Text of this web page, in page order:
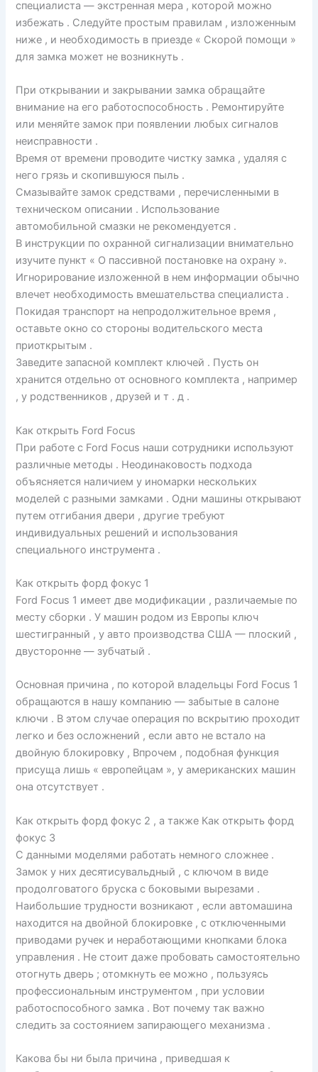
специалиста — экстренная мера , которой можно
избежать . Следуйте простым правилам , изложенным
ниже , и необходимость в приезде « Скорой помощи »
для замка может не возникнуть .
При открывании и закрывании замка обращайте
внимание на его работоспособность . Ремонтируйте
или меняйте замок при появлении любых сигналов
неисправности .
Время от времени проводите чистку замка , удаляя с
него грязь и скопившуюся пыль .
Смазывайте замок средствами , перечисленными в
техническом описании . Использование
автомобильной смазки не рекомендуется .
В инструкции по охранной сигнализации внимательно
изучите пункт « О пассивной постановке на охрану ».
Игнорирование изложенной в нем информации обычно
влечет необходимость вмешательства специалиста .
Покидая транспорт на непродолжительное время ,
оставьте окно со стороны водительского места
приоткрытым .
Заведите запасной комплект ключей . Пусть он
хранится отдельно от основного комплекта , например
, у родственников , друзей и т . д .
Как открыть Ford Focus
При работе с Ford Focus наши сотрудники используют
различные методы . Неодинаковость подхода
объясняется наличием у иномарки нескольких
моделей с разными замками . Одни машины открывают
путем отгибания двери , другие требуют
индивидуальных решений и использования
специального инструмента .
Как открыть форд фокус 1
Ford Focus 1 имеет две модификации , различаемые по
месту сборки . У машин родом из Европы ключ
шестигранный , у авто производства США — плоский ,
двусторонне — зубчатый .
Основная причина , по которой владельцы Ford Focus 1
обращаются в нашу компанию — забытые в салоне
ключи . В этом случае операция по вскрытию проходит
легко и без осложнений , если авто не встало на
двойную блокировку , Впрочем , подобная функция
присуща лишь « европейцам », у американских машин
она отсутствует .
Как открыть форд фокус 2 , а также Как открыть форд
фокус 3
С данными моделями работать немного сложнее .
Замок у них десятисувальдный , с ключом в виде
продолговатого бруска с боковыми вырезами .
Наибольшие трудности возникают , если автомашина
находится на двойной блокировке , с отключенными
приводами ручек и неработающими кнопками блока
управления . Не стоит даже пробовать самостоятельно
отогнуть дверь ; отомкнуть ее можно , пользуясь
профессиональным инструментом , при условии
работоспособного замка . Вот почему так важно
следить за состоянием запирающего механизма .
Какова бы ни была причина , приведшая к